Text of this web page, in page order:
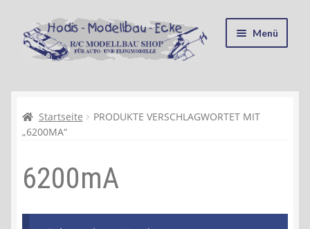
Zur
Navigation
springen
Zum
Inhalt
springen
Menü
Kasse
Recycling, Entsorgung und Umwelt
Startseite
PRODUKTE VERSCHLAGWORTET MIT
„6200MA“
6200mA